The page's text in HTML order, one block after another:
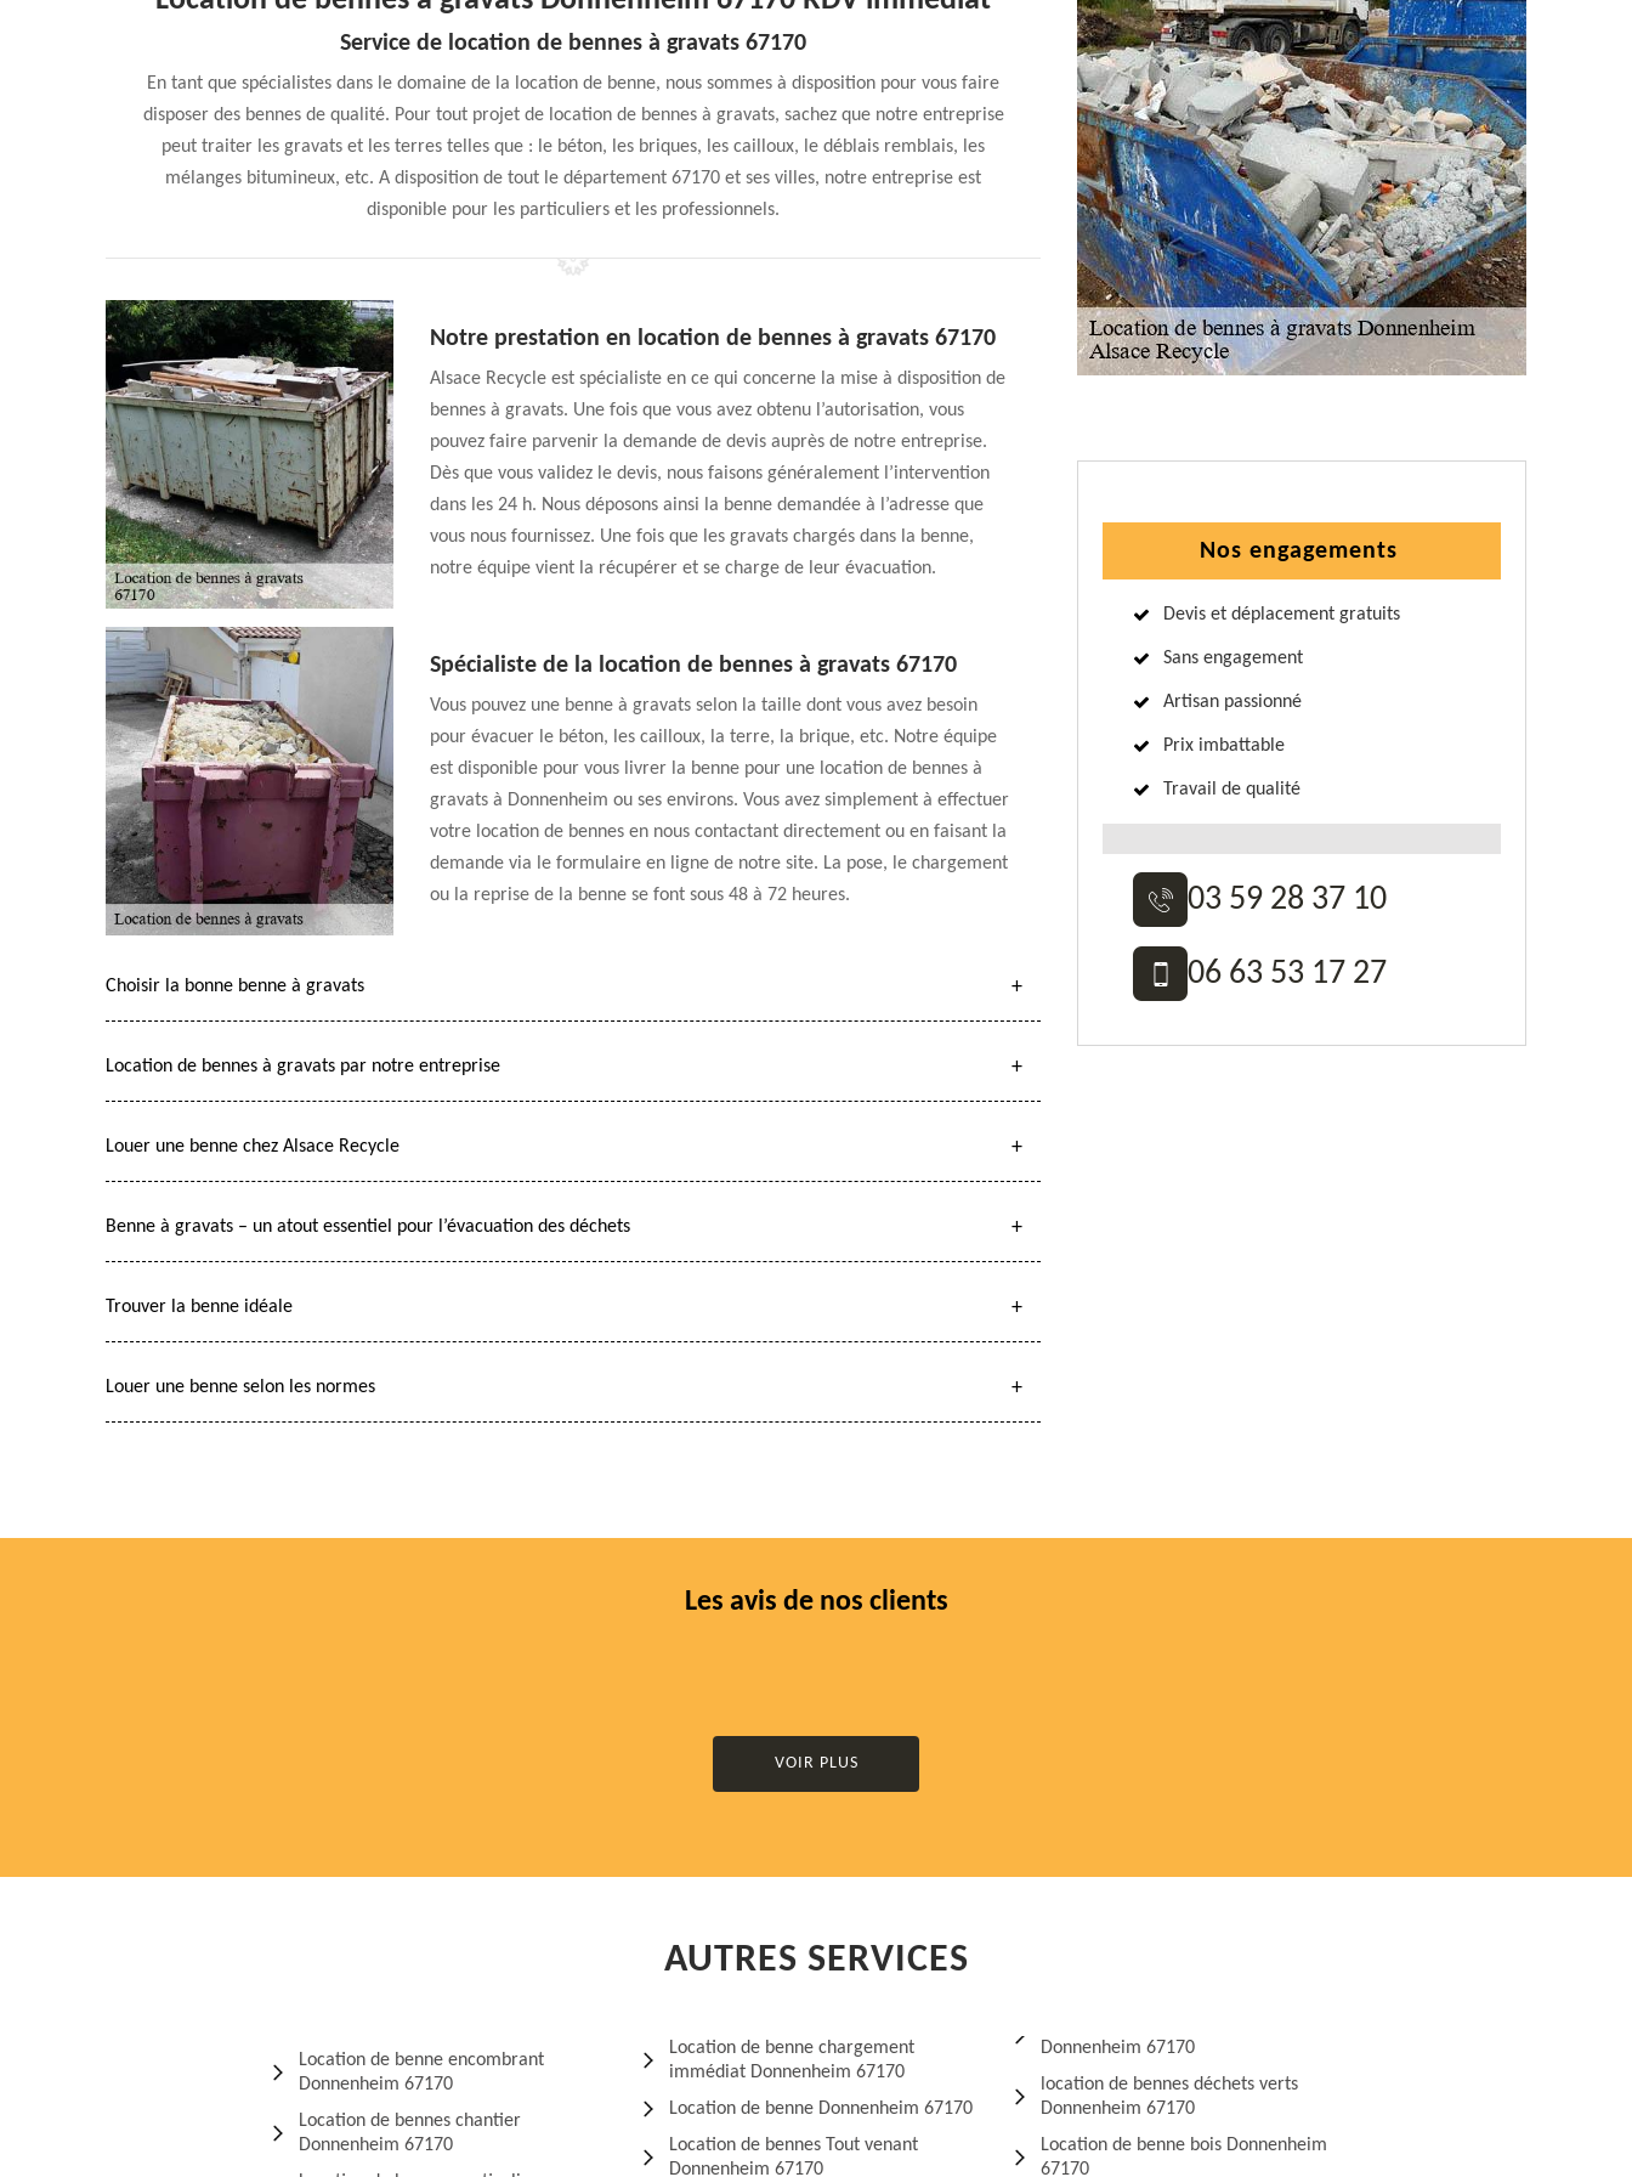
Service de location de bennes à gravats 67170
En tant que spécialistes dans le domaine de la location de benne, nous sommes à disposition pour vous faire
disposer des bennes de qualité. Pour tout projet de location de bennes à gravats, sachez que notre entreprise
peut traiter les gravats et les terres telles que : le béton, les briques, les cailloux, le déblais remblais, les
mélanges bitumineux, etc. A disposition de tout le département 67170 et ses villes, notre entreprise est
disponible pour les particuliers et les professionnels.
Notre prestation en location de bennes à gravats 67170
Alsace Recycle est spécialiste en ce qui concerne la mise à disposition de
bennes à gravats. Une fois que vous avez obtenu l’autorisation, vous
pouvez faire parvenir la demande de devis auprès de notre entreprise.
Dès que vous validez le devis, nous faisons généralement l’intervention
dans les 24 h. Nous déposons ainsi la benne demandée à l’adresse que
vous nous fournissez. Une fois que les gravats chargés dans la benne,
notre équipe vient la récupérer et se charge de leur évacuation.
Spécialiste de la location de bennes à gravats 67170
Vous pouvez une benne à gravats selon la taille dont vous avez besoin
pour évacuer le béton, les cailloux, la terre, la brique, etc. Notre équipe
est disponible pour vous livrer la benne pour une location de bennes à
gravats à Donnenheim ou ses environs. Vous avez simplement à effectuer
votre location de bennes en nous contactant directement ou en faisant la
demande via le formulaire en ligne de notre site. La pose, le chargement
ou la reprise de la benne se font sous 48 à 72 heures.
Choisir la bonne benne à gravats
Location de bennes à gravats par notre entreprise
Louer une benne chez Alsace Recycle
Benne à gravats – un atout essentiel pour l’évacuation des déchets
Trouver la benne idéale
Louer une benne selon les normes
Nos engagements
Devis et déplacement gratuits
Sans engagement
Artisan passionné
Prix imbattable
Travail de qualité
03 59 28 37 10
06 63 53 17 27
Les avis de nos clients
VOIR PLUS
AUTRES SERVICES
Location de benne encombrant
Donnenheim 67170
Location de bennes chantier
Donnenheim 67170
Location de benne chargement
immédiat Donnenheim 67170
Location de benne Donnenheim 67170
Location de bennes Tout venant
Donnenheim 67170
Donnenheim 67170
location de bennes déchets verts
Donnenheim 67170
Location de benne bois Donnenheim
67170